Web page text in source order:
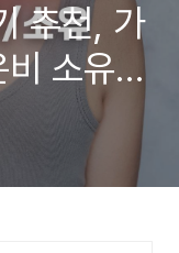
추천, 가
소유